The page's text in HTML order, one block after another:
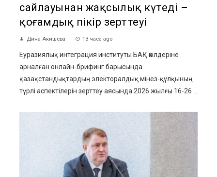
сайлауынан жақсылық күтеді –
қоғамдық пікір зерттеуі
Дина Акишева 13 часа ago
Еуразиялық интеграция институты БАҚ өкілдеріне
арналған онлайн-брифинг барысында
қазақстандықтардың электоралдық мінез-құлқының
түрлі аспектілерін зерттеу аясында 2026 жылғы 16-26 ...